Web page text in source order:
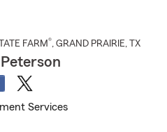
FARM®, GRAND PRAIRIE, TX
Services